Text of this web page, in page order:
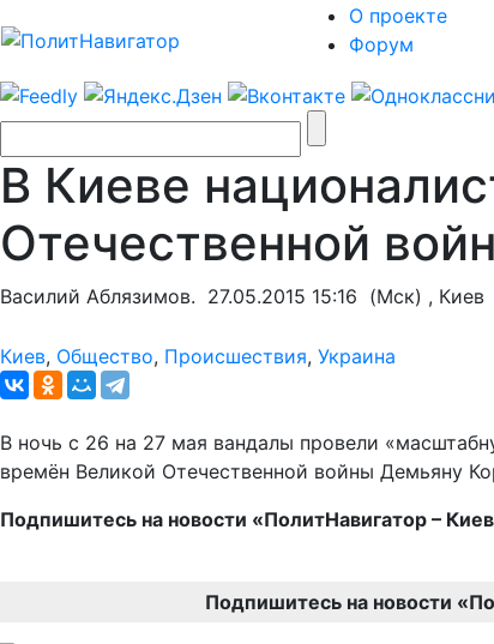
О проекте
Форум
В Киеве
Отечественной
Василий Аблязимов. 27.05.2015 15:16 (Мск) , Киев
Киев, Общество, Происшествия, Украина
В ночь с 26 на 27 мая вандалы провели
времён Великой Отечественной войны Демьяну
Подпишитесь на новости «ПолитНавигатор –
Подпишитесь на новости